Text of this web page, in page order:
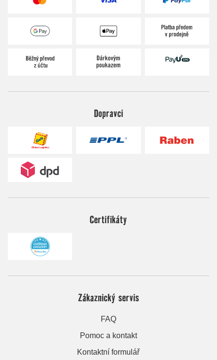
Dopravci
Certifikáty
Zákaznický servis
FAQ
Pomoc a kontakt
Kontaktní formulář